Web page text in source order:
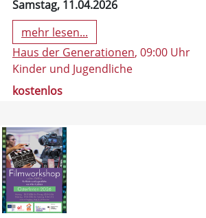
Samstag, 11.04.2026
mehr lesen...
Haus der Generationen, 09:00 Uhr
Kinder und Jugendliche
kostenlos